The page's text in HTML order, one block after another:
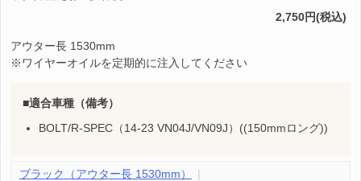
2,750円(税込)
アウター長 1530mm
※ワイヤーオイルを定期的に注入してください
適合車種（備考）
BOLT/R-SPEC（14-23 VN04J/VN09J）((150mmロング))
ブラック（アウター長 1530mm）